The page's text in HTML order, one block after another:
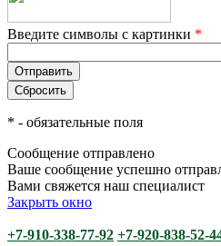
Введите символы с картинки *
* - обязательные поля
Сообщение отправлено
Ваше сообщение успешно
Вами свяжется наш специалист
Закрыть окно
+7-910-338-77-92 +7-920-838-52-